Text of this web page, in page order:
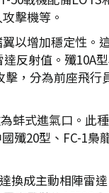
擊機等。
以增加穩定性。
反射值。殲10A
，分為前座飛行
蚌式進氣口。此
殲20型、FC-1梟
換成主動相陣雷